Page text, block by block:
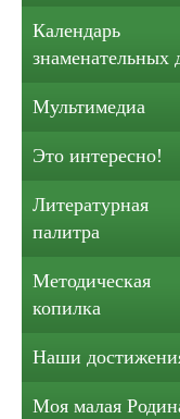
Календарь
знаменательных
Мультимедиа
Это интересно!
Литературная
палитра
Методическая
копилка
Наши
Моя малая